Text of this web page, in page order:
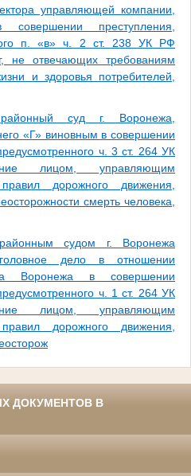
управляющей компании,
преступления,
п. «в» ч. 2 ст. 238 УК РФ
не отвечающих требованиям
и здоровья потребителей,
суд г. Воронежа,
«Г» виновным в совершении
ч. 3 ст. 264 УК
лицом, управляющим
дорожного движения,
смерть человека,
судом г. Воронежа
дело в отношении
Воронежа в совершении
ч. 1 ст. 264 УК
лицом, управляющим
дорожного движения,
ДОКУМЕНТОВ В